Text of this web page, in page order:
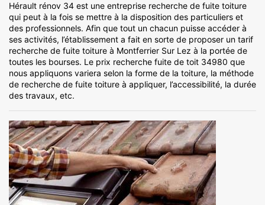
Hérault rénov 34 est une entreprise recherche de fuite toiture
qui peut à la fois se mettre à la disposition des particuliers et
des professionnels. Afin que tout un chacun puisse accéder à
ses activités, l’établissement a fait en sorte de proposer un tarif
recherche de fuite toiture à Montferrier Sur Lez à la portée de
toutes les bourses. Le prix recherche fuite de toit 34980 que
nous appliquons variera selon la forme de la toiture, la méthode
de recherche de fuite toiture à appliquer, l’accessibilité, la durée
des travaux, etc.